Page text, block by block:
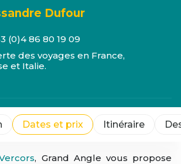
Dufour
(0)4 86 80 19 09
des voyages en France,
et Italie.
Dates et prix Itinéraire
, Grand Angle vous propose